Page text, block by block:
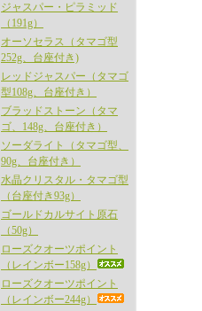
ジャスパー・ピラミッド
（191g）
オーソセラス（タマゴ型
252g、台座付き)
レッドジャスパー（タマゴ
型108g、台座付き）
ブラッドストーン（タマ
ゴ、148g、台座付き）
ソーダライト（タマゴ型、
90g、台座付き）
水晶クリスタル・タマゴ型
（台座付き93g）
ゴールドカルサイト原石
（50g）
ローズクオーツポイント
（レインボー158g）
ローズクオーツポイント
（レインボー244g）